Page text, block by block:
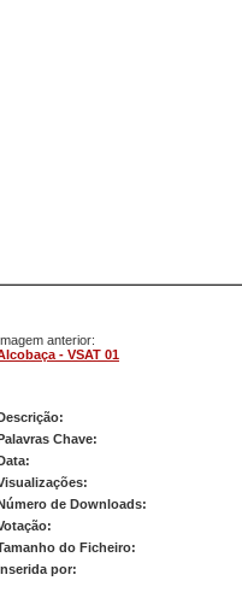
anterior:
- VSAT 01
Chave:
de Downloads:
do Ficheiro:
por: